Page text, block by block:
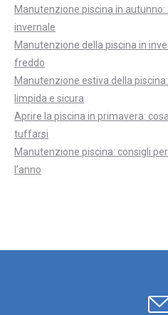
Manutenzione piscina in
invernale
Manutenzione della piscina in
freddo
Manutenzione estiva della
limpida e sicura
Aprire la piscina in primavera:
tuffarsi
Manutenzione piscina: consigli
l’anno